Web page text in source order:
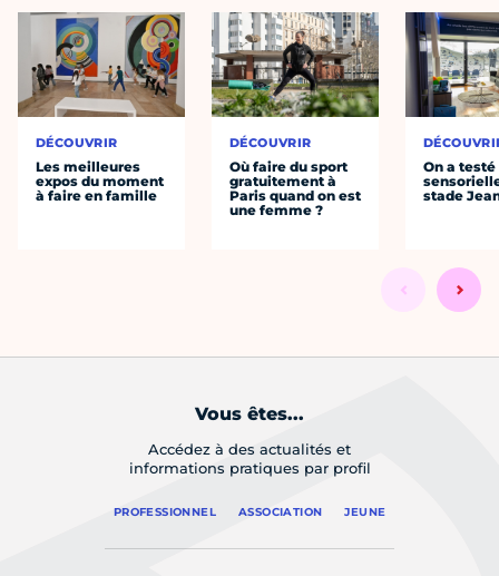
DÉCOUVRIR
Les meilleures
expos du moment
à faire en famille
DÉCOUVRIR
Où faire du sport
gratuitement à
Paris quand on est
une femme ?
On a
stade
Vous êtes...
Accédez à des actualités et
informations pratiques par profil
PROFESSIONNEL ASSOCIATION JEUNE